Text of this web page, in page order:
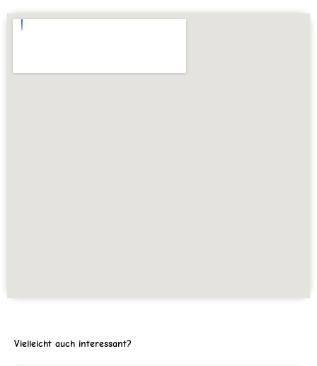
Vielleicht auch interessant?